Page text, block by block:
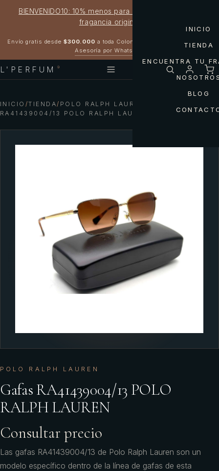
BIENVENIDO10: 10% menos para estrenar tu próxima
fragancia original
Envío gratis desde $300.000 a toda Colombia
Asesoría por WhatsApp
L'PERFUM ®
INICIO
TIENDA
ENCUENTRA TU
BLOG
INICIO /TIENDA/ POLO RALPH LAUREN — GAFAS
RA41439004/13 POLO RALPH LAUREN
POLO RALPH LAUREN
Gafas RA41439004/13 POLO
RALPH LAUREN
Consultar precio
Las gafas RA41439004/13 de Polo Ralph Lauren son un
modelo específico dentro de la línea de gafas de esta